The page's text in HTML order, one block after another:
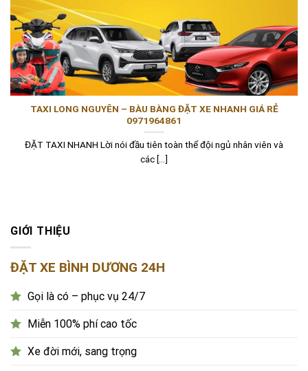
TAXI LONG NGUYÊN – BÀU BÀNG ĐẶT XE NHANH GIÁ RẺ
0971964861
ĐẶT TAXI NHANH Lời nói đầu tiên toàn thể đội ngủ nhân viên và
các [...]
GIỚI THIỆU
ĐẶT XE BÌNH DƯƠNG 24H
Gọi là có – phục vụ 24/7
Miễn 100% phí cao tốc
Xe đời mới, sang trọng